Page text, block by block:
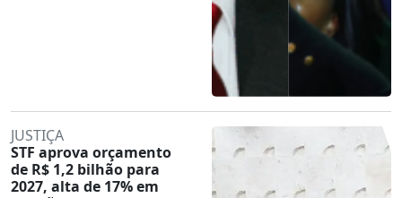
JUSTIÇA
STF aprova orçamento
de R$ 1,2 bilhão para
2027, alta de 17% em